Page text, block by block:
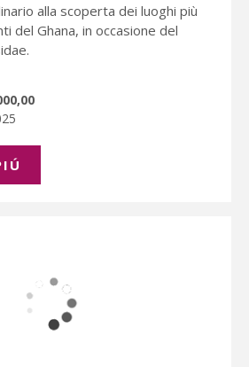
alla scoperta dei luoghi più
del Ghana, in occasione del